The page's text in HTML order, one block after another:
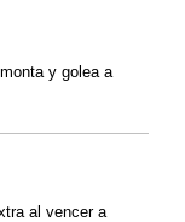
y golea a
al vencer a